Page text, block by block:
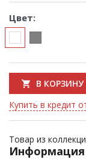
Цвет:
В КОРЗИНУ
Купить в кредит
Товар из
Информация